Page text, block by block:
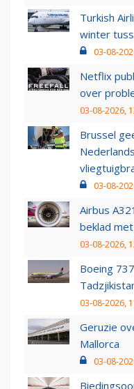
Turkish
winter
03-08-
Netflix
over
03-08-2026,
Brussel
03-08-
Airbus
beklad
03-08-2026,
Boeing
03-08-2026,
Geruzie
Mallorca
03-08-